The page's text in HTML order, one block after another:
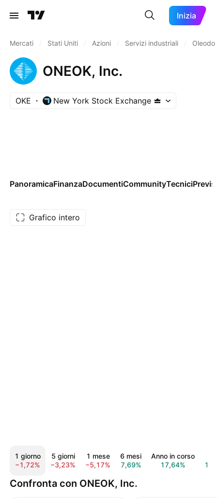
Inizia
Mercati Stati Uniti Azioni Servizi industriali
ONEOK, Inc.
OKE New York Stock Exchange
PanoramicaFinanzaDocumentiCommunityTecnici
Grafico intero
1 giorno
−1,72%
5 giorni
−3,23%
1 mese
−5,17%
6 mesi
7,69%
Anno in corso
17,64%
Confronta con ONEOK, Inc.